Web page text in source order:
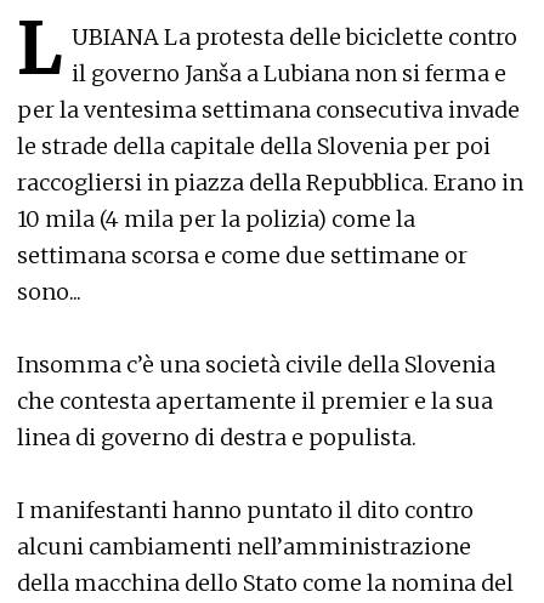
L UBIANA La protesta delle biciclette contro
il governo Janša a Lubiana non si ferma e
per la ventesima settimana consecutiva invade
le strade della capitale della Slovenia per poi
raccogliersi in piazza della Repubblica. Erano in
10 mila (4 mila per la polizia) come la
settimana scorsa e come due settimane or
sono...
Insomma c’è una società civile della Slovenia
che contesta apertamente il premier e la sua
linea di governo di destra e populista.
I manifestanti hanno puntato il dito contro
alcuni cambiamenti nell’amministrazione
della macchina dello Stato come la nomina del